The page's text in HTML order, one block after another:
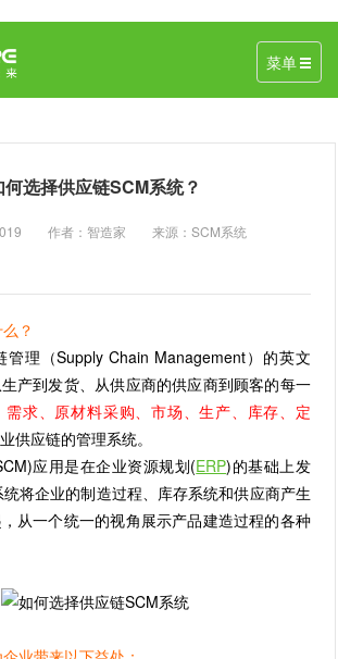
菜单
何选择供应链SCM系统？
作者：智造家 来源：SCM系统
？
管理（Supply Chain Management）的英文
产到发货、从供应商的供应商到顾客的每一
需求、原材料采购、市场、生产、库存、定
供应链的管理系统。
应用是在企业资源规划(ERP)的基础上发
将企业的制造过程、库存系统和供应商产生
从一个统一的视角展示产品建造过程的各种